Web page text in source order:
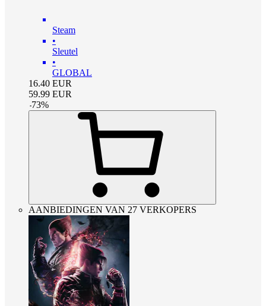
Steam
•
Sleutel
•
GLOBAL
16.40 EUR
59.99 EUR
-73%
AANBIEDINGEN VAN 27 VERKOPERS